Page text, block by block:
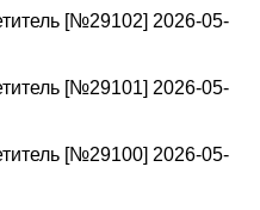
[№29102] 2026-05-
[№29101] 2026-05-
[№29100] 2026-05-